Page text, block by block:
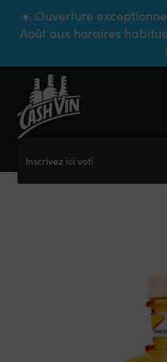
☀️ Ouverture
Août aux horaires
Inscrivez ici votre
Panneau de gestion des